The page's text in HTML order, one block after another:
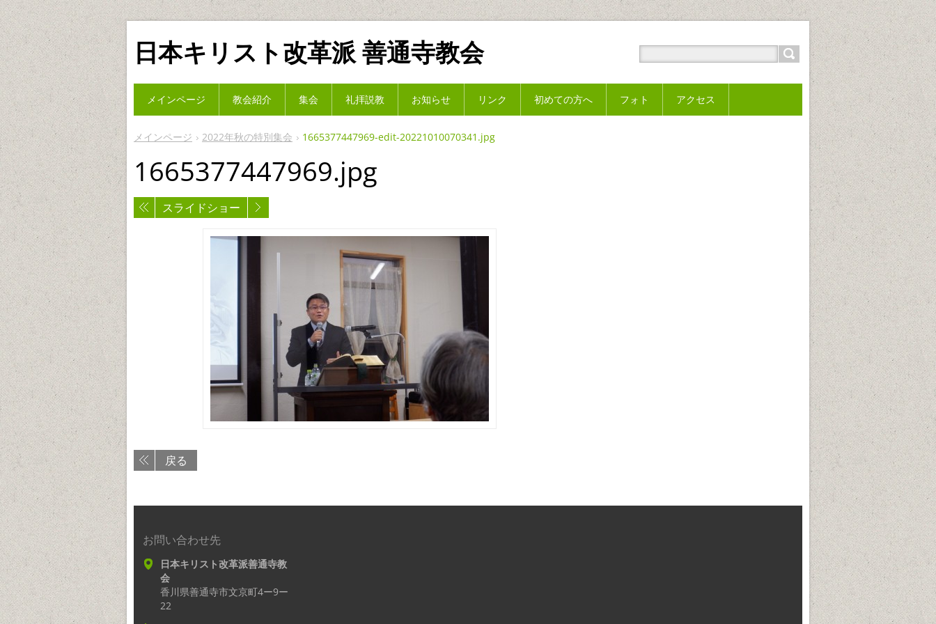
日本キリスト改革派 善通寺教会
メインページ 2022年秋の特別集会 1665377447969-edit-20221010070341.jpg
1665377447969.jpg
スライドショー
戻る
メインページ 教会紹介 集会 礼拝説教 お知らせ リンク 初めての方へ フォト アクセス
お問い合わせ先
日本キリスト改革派善通寺教
会
香川県善通寺市文京町4ー9ー
22